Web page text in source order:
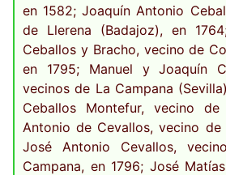
en 1582; Joaquín Antonio
de Llerena (Badajoz), en
Ceballos y Bracho, vecino de
en 1795; Manuel y Joaquín
vecinos de La Campana
Ceballos Montefur, vecino
Antonio de Cevallos, vecino de
José Antonio Cevallos,
Campana, en 1796; José